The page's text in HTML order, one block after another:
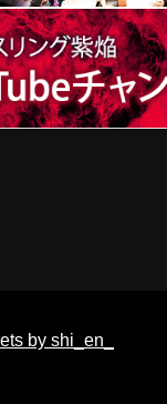
by shi_en_